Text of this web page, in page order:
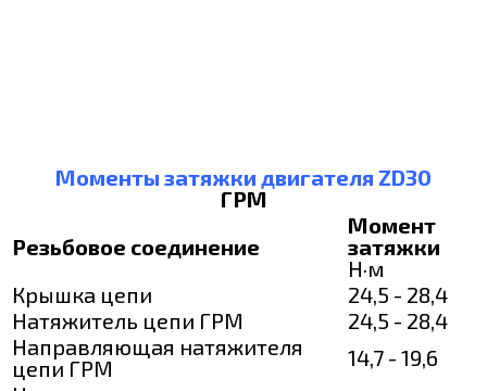
Моменты затяжки двигателя ZD30
ГРМ
Резьбовое соединение
Момент
затяжки
Н·м
Крышка цепи
24,5 - 28,4
Натяжитель цепи ГРМ
24,5 - 28,4
Направляющая натяжителя
цепи ГРМ
14,7 - 19,6